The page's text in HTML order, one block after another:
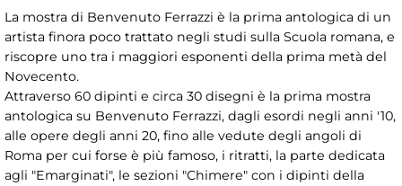
La mostra di Benvenuto Ferrazzi è la prima antologica di un
artista finora poco trattato negli studi sulla Scuola romana, e
riscopre uno tra i maggiori esponenti della prima metà del
Novecento.
Attraverso 60 dipinti e circa 30 disegni è la prima mostra
antologica su Benvenuto Ferrazzi, dagli esordi negli anni '10,
alle opere degli anni 20, fino alle vedute degli angoli di
Roma per cui forse è più famoso, i ritratti, la parte dedicata
agli "Emarginati", le sezioni "Chimere" con i dipinti della